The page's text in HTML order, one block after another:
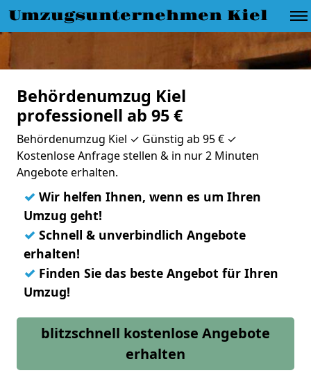
Umzugsunternehmen Kiel
Behördenumzug Kiel
professionell ab 95 €
Behördenumzug Kiel ✓ Günstig ab 95 € ✓
Kostenlose Anfrage stellen & in nur 2 Minuten
Angebote erhalten.
✓ Wir helfen Ihnen, wenn es um Ihren
Umzug geht!
✓ Schnell & unverbindlich Angebote
erhalten!
✓ Finden Sie das beste Angebot für Ihren
Umzug!
blitzschnell kostenlose Angebote
erhalten